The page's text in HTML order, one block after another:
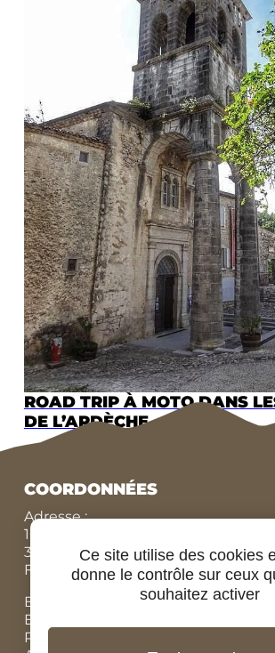
ROAD TRIP À MOTO DANS
DE L’ARDÈCHE
COORDONNÉES
Adresse :
10 Route de Conneuil,
37270 MONTLOUIS SUR LOIRE,
FRANCE
Bureau N°:
+33 (0)9 84 07 78 56
Eric :
Rodolphe :
Ce site utilise des cookies
donne le contrôle sur ceux
souhaitez activer